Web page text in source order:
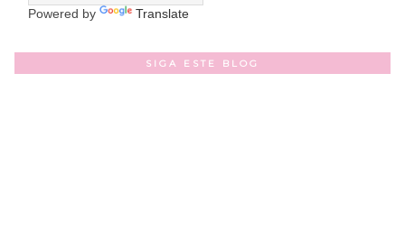
Powered by Translate
SIGA ESTE BLOG